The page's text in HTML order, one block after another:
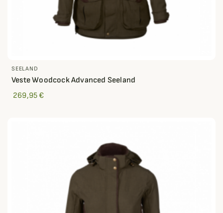
SEELAND
Veste Woodcock Advanced Seeland
269,95 €